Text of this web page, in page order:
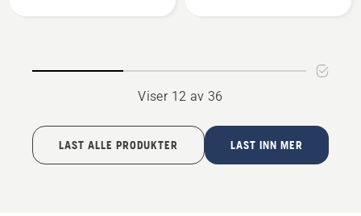
Viser 12 av 36
LAST ALLE PRODUKTER LAST INN MER